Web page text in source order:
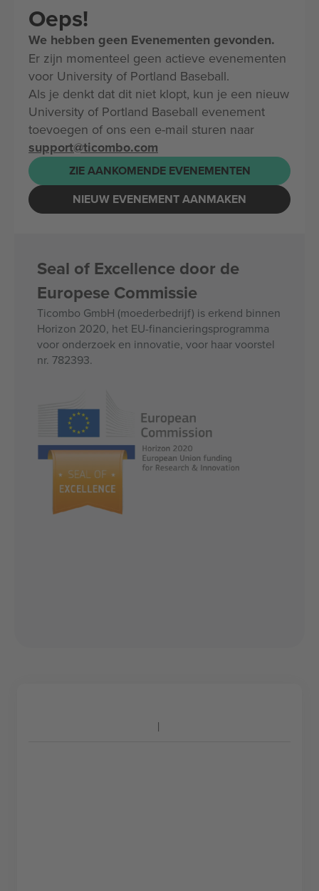
Oeps!
We hebben geen Evenementen gevonden.
Er zijn momenteel geen actieve evenementen
voor University of Portland Baseball.
Als je denkt dat dit niet klopt, kun je een nieuw
University of Portland Baseball evenement
toevoegen of ons een e-mail sturen naar
support@ticombo.com
ZIE AANKOMENDE EVENEMENTEN
NIEUW EVENEMENT AANMAKEN
Seal of Excellence door de
Europese Commissie
Ticombo GmbH (moederbedrijf) is erkend binnen
Horizon 2020, het EU-financieringsprogramma
voor onderzoek en innovatie, voor haar voorstel
nr. 782393.